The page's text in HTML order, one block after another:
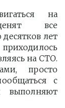
на
все
лет
на СТО.
просто
с